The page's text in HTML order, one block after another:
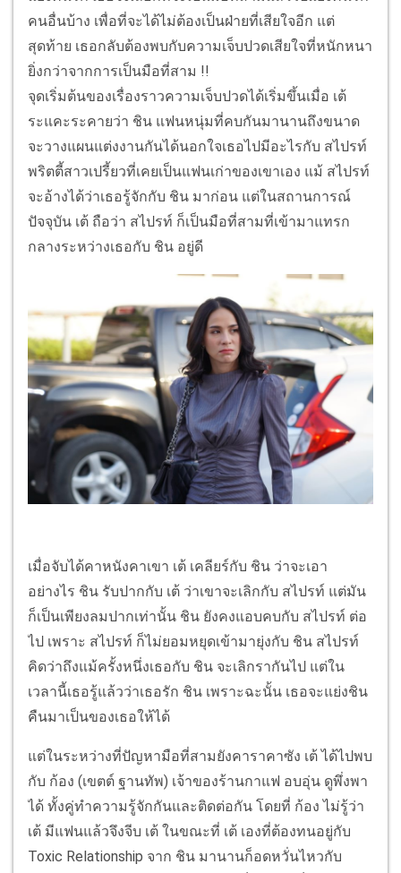
คนอื่นบ้าง เพื่อที่จะได้ไม่ต้องเป็นฝ่ายที่เสียใจอีก แต่
สุดท้าย เธอกลับต้องพบกับความเจ็บปวดเสียใจที่หนักหนา
ยิ่งกว่าจากการเป็นมือที่สาม !!
จุดเริ่มต้นของเรื่องราวความเจ็บปวดได้เริ่มขึ้นเมื่อ เต้
ระแคะระคายว่า ชิน แฟนหนุ่มที่คบกันมานานถึงขนาด
จะวางแผนแต่งงานกันได้นอกใจเธอไปมีอะไรกับ สไปรท์
พริตตี้สาวเปรี้ยวที่เคยเป็นแฟนเก่าของเขาเอง แม้ สไปรท์
จะอ้างได้ว่าเธอรู้จักกับ ชิน มาก่อน แต่ในสถานการณ์
ปัจจุบัน เต้ ถือว่า สไปรท์ ก็เป็นมือที่สามที่เข้ามาแทรก
กลางระหว่างเธอกับ ชิน อยู่ดี
เมื่อจับได้คาหนังคาเขา เต้ เคลียร์กับ ชิน ว่าจะเอา
อย่างไร ชิน รับปากกับ เต้ ว่าเขาจะเลิกกับ สไปรท์ แต่มัน
ก็เป็นเพียงลมปากเท่านั้น ชิน ยังคงแอบคบกับ สไปรท์ ต่อ
ไป เพราะ สไปรท์ ก็ไม่ยอมหยุดเข้ามายุ่งกับ ชิน สไปรท์
คิดว่าถึงแม้ครั้งหนึ่งเธอกับ ชิน จะเลิกรากันไป แต่ใน
เวลานี้เธอรู้แล้วว่าเธอรัก ชิน เพราะฉะนั้น เธอจะแย่งชิน
คืนมาเป็นของเธอให้ได้
แต่ในระหว่างที่ปัญหามือที่สามยังคาราคาซัง เต้ ได้ไปพบ
กับ ก้อง (เขตต์ ฐานทัพ) เจ้าของร้านกาแฟ อบอุ่น ดูพึ่งพา
ได้ ทั้งคู่ทำความรู้จักกันและติดต่อกัน โดยที่ ก้อง ไม่รู้ว่า
เต้ มีแฟนแล้วจึงจีบ เต้ ในขณะที่ เต้ เองที่ต้องทนอยู่กับ
Toxic Relationship จาก ชิน มานานก็อดหวั่นไหวกับ